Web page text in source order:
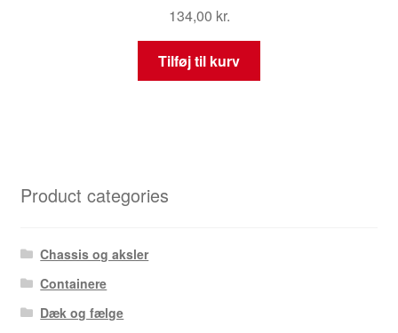
134,00 kr.
Tilføj til kurv
Product categories
Chassis og aksler
Containere
Dæk og fælge